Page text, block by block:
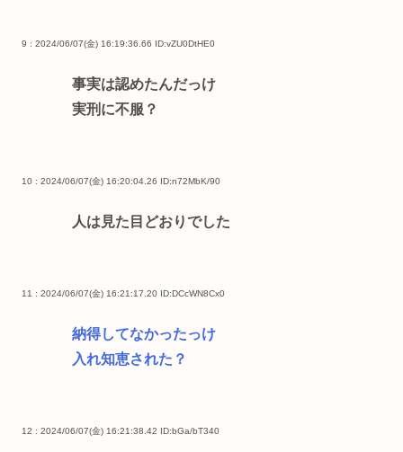
9 : 2024/06/07(金) 16:19:36.66 ID:vZU0DtHE0
事実は認めたんだっけ
実刑に不服？
10 : 2024/06/07(金) 16:20:04.26 ID:n72MbK/90
人は見た目どおりでした
11 : 2024/06/07(金) 16:21:17.20 ID:DCcWN8Cx0
納得してなかったっけ
入れ知恵された？
12 : 2024/06/07(金) 16:21:38.42 ID:bGa/bT340